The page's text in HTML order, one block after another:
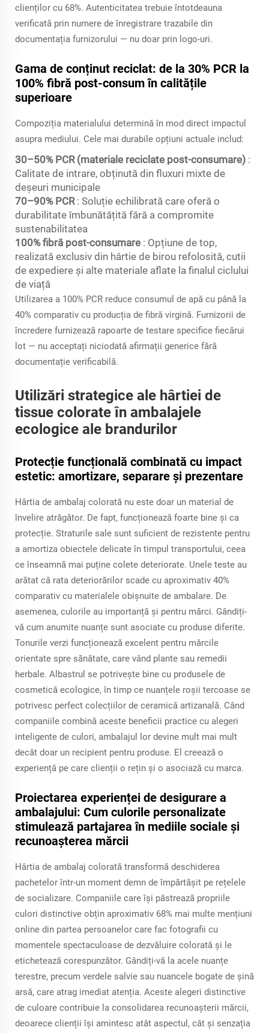
clienților cu 68%. Autenticitatea trebuie întotdeauna
verificată prin numere de înregistrare trazabile din
documentația furnizorului — nu doar prin logo-uri.
Gama de conținut reciclat: de la 30% PCR la
100% fibră post-consum în calitățile
superioare
Compoziția materialului determină în mod direct impactul
asupra mediului. Cele mai durabile opțiuni actuale includ:
30–50% PCR (materiale reciclate post-consumare) :
Calitate de intrare, obținută din fluxuri mixte de
deșeuri municipale
70–90% PCR : Soluție echilibrată care oferă o
durabilitate îmbunătățită fără a compromite
sustenabilitatea
100% fibră post-consumare : Opțiune de top,
realizată exclusiv din hârtie de birou refolosită, cutii
de expediere și alte materiale aflate la finalul ciclului
de viață
Utilizarea a 100% PCR reduce consumul de apă cu până la
40% comparativ cu producția de fibră virgină. Furnizorii de
încredere furnizează rapoarte de testare specifice fiecărui
lot — nu acceptați niciodată afirmații generice fără
documentație verificabilă.
Utilizări strategice ale hârtiei de
tissue colorate în ambalajele
ecologice ale brandurilor
Protecție funcțională combinată cu impact
estetic: amortizare, separare și prezentare
Hârtia de ambalaj colorată nu este doar un material de
învelire atrăgător. De fapt, funcționează foarte bine și ca
protecție. Straturile sale sunt suficient de rezistente pentru
a amortiza obiectele delicate în timpul transportului, ceea
ce înseamnă mai puține colete deteriorate. Unele teste au
arătat că rata deteriorărilor scade cu aproximativ 40%
comparativ cu materialele obișnuite de ambalare. De
asemenea, culorile au importanță și pentru mărci. Gândiți-
vă cum anumite nuanțe sunt asociate cu produse diferite.
Tonurile verzi funcționează excelent pentru mărcile
orientate spre sănătate, care vând plante sau remedii
herbale. Albastrul se potrivește bine cu produsele de
cosmetică ecologice, în timp ce nuanțele roșii tercoase se
potrivesc perfect colecțiilor de ceramică artizanală. Când
companiile combină aceste beneficii practice cu alegeri
inteligente de culori, ambalajul lor devine mult mai mult
decât doar un recipient pentru produse. El creează o
experiență pe care clienții o rețin și o asociază cu marca.
Proiectarea experienței de desigurare a
ambalajului: Cum culorile personalizate
stimulează partajarea în mediile sociale și
recunoașterea mărcii
Hârtia de ambalaj colorată transformă deschiderea
pachetelor într-un moment demn de împărtășit pe rețelele
de socializare. Companiile care își păstrează propriile
culori distinctive obțin aproximativ 68% mai multe mențiuni
online din partea persoanelor care fac fotografii cu
momentele spectaculoase de dezvăluire colorată și le
etichetează corespunzător. Gândiți-vă la acele nuanțe
terestre, precum verdele salvie sau nuancele bogate de șină
arsă, care atrag imediat atenția. Aceste alegeri distinctive
de culoare contribuie la consolidarea recunoașterii mărcii,
deoarece clienții își amintesc atât aspectul, cât și senzația